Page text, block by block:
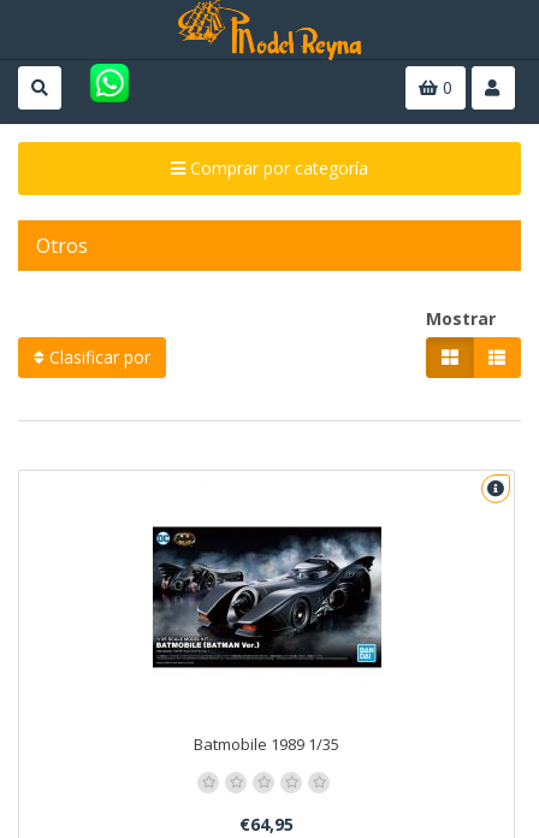
0
Comprar por categoría
Otros
Clasificar por
Mostrar
Batmobile 1989 1/35
€64,95